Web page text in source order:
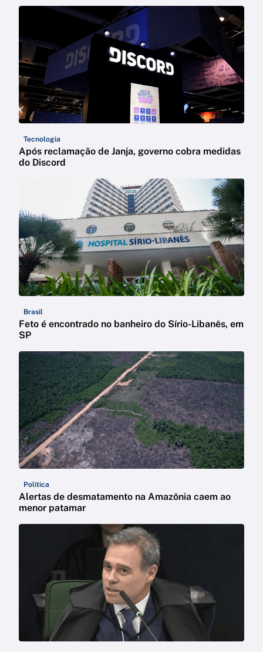
Tecnologia
Após reclamação de Janja, governo cobra medidas
do Discord
Brasil
Feto é encontrado no banheiro do Sírio-Libanês, em
SP
Política
Alertas de desmatamento na Amazônia caem ao
menor patamar